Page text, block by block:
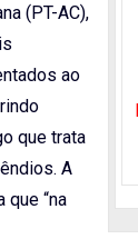
(PT-AC),
ao
que trata
A
que “na